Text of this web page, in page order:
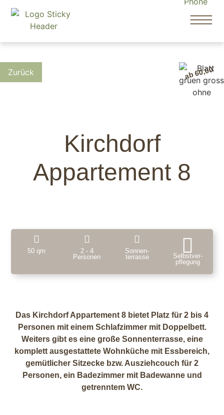
ab 60,00
Kirchdorf
Appartement 8
50 qm
2 - 4
Personen
Sonnen­
terrasse
Selbstver­
pflegung
Das Kirchdorf Appartement 8 bietet Platz für 2 bis 4
Personen mit einem Schlafzimmer mit Doppelbett.
Weiters gibt es eine große Sonnenterrasse, eine
komplett ausgestattete Wohnküche mit Essbereich,
gemütlicher Sitzecke bzw. Ausziehcouch für 2
Personen, ein Badezimmer mit Badewanne und
getrenntem WC.